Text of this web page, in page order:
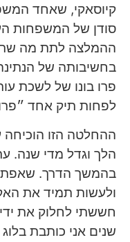
קיוסאקי, שאחד
סודן של המשפחות
ההמלצה לתת מה
בחשיבותה של
פרו בונו של לשכת
לפחות תיק אחד
ההחלטה הזו
הלך וגדל מדי שנה.
בהמשך הדרך.
ולעשות תמיד את
חששתי לחלוק את
שנים אני כותבת בלוג